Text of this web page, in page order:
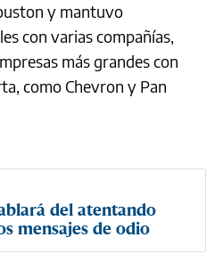
y mantuvo
con varias compañías,
más grandes con
como Chevron y Pan
del atentando
mensajes de odio